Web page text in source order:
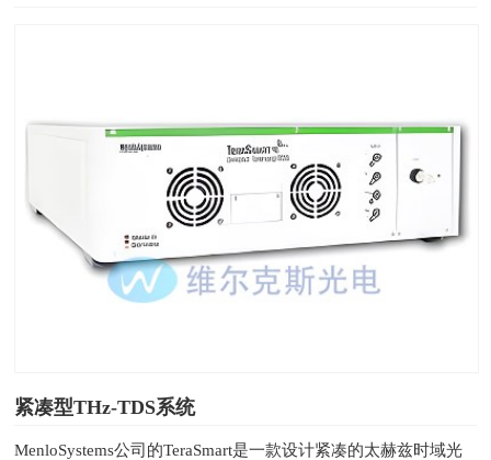
紧凑型THz-TDS系统
MenloSystems公司的TeraSmart是一款设计紧凑的太赫兹时域光